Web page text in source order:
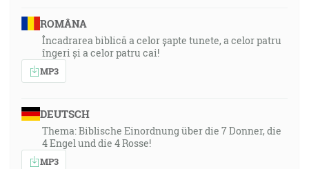
ROMÂNA
Încadrarea biblică a celor șapte tunete, a celor patru
îngeri și a celor patru cai!
MP3
DEUTSCH
Thema: Biblische Einordnung über die 7 Donner, die
4 Engel und die 4 Rosse!
MP3